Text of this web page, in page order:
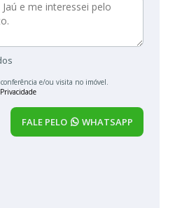
e/ou visita no imóvel.
FALE PELO WHATSAPP